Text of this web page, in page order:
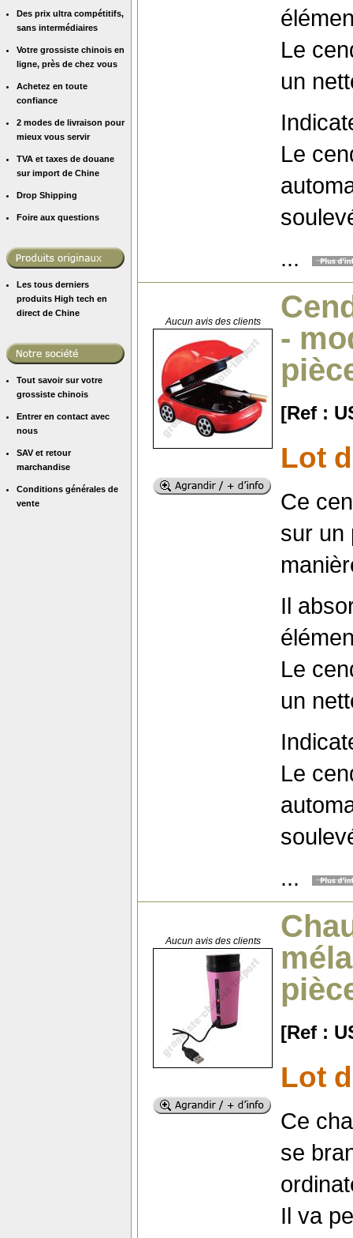
Des prix ultra compétitifs,
sans intermédiaires
Votre grossiste chinois en
ligne, près de chez vous
Achetez en toute
confiance
2 modes de livraison pour
mieux vous servir
TVA et taxes de douane
sur import de Chine
Drop Shipping
Foire aux questions
Les tous derniers
produits High tech en
direct de Chine
Tout savoir sur votre
grossiste chinois
Entrer en contact avec
nous
SAV et retour
marchandise
Conditions générales de
vente
Le
un
Le
...
Aucun avis des clients
-
[Ref :
Lot
Ce
sur un
Il
Le
un
Le
...
Aucun avis des clients
[Ref :
Lot
Ce
se
Il va